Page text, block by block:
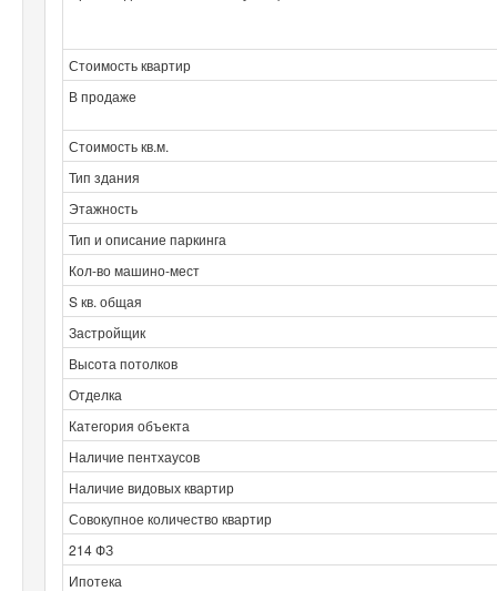
Стоимость квартир
В продаже
Стоимость кв.м.
Тип здания
Этажность
Тип и описание паркинга
Кол-во машино-мест
S кв. общая
Застройщик
Высота потолков
Отделка
Категория объекта
Наличие пентхаусов
Наличие видовых квартир
Совокупное количество квартир
214 ФЗ
Ипотека